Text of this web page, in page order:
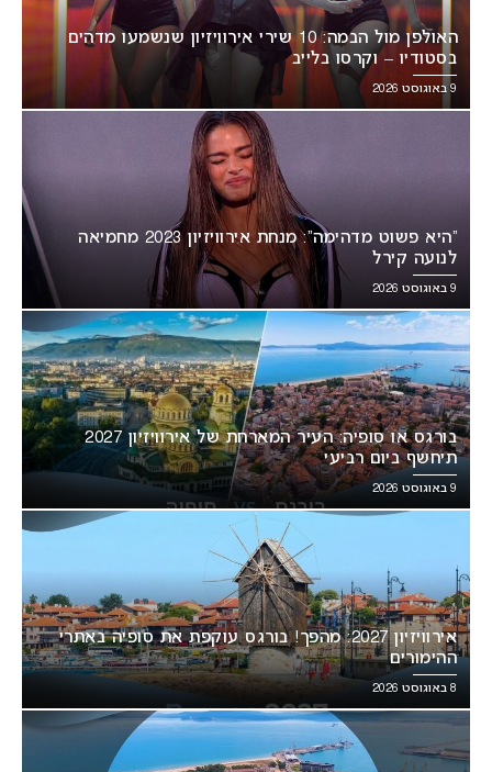
האולפן מול הבמה: 10 שירי אירוויזיון שנשמעו מדהים
בסטודיו – וקרסו בלייב
9 באוגוסט 2026
“היא פשוט מדהימה”: מנחת אירוויזיון 2023 מחמיאה
לנועה קירל
9 באוגוסט 2026
בורגס או סופיה: העיר המארחת של אירוויזיון 2027
תיחשף ביום רביעי
9 באוגוסט 2026
אירוויזיון 2027: מהפך! בורגס עוקפת את סופיה באתרי
ההימורים
8 באוגוסט 2026